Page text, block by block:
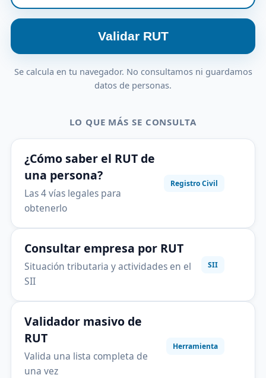
Validar RUT
Se calcula en tu navegador. No consultamos ni guardamos
datos de personas.
LO QUE MÁS SE CONSULTA
¿Cómo saber el RUT de
una persona?
Las 4 vías legales para
obtenerlo
Registro Civil
Consultar empresa por RUT
Situación tributaria y actividades en el
SII
SII
Validador masivo de
RUT
Valida una lista completa de
una vez
Herramienta